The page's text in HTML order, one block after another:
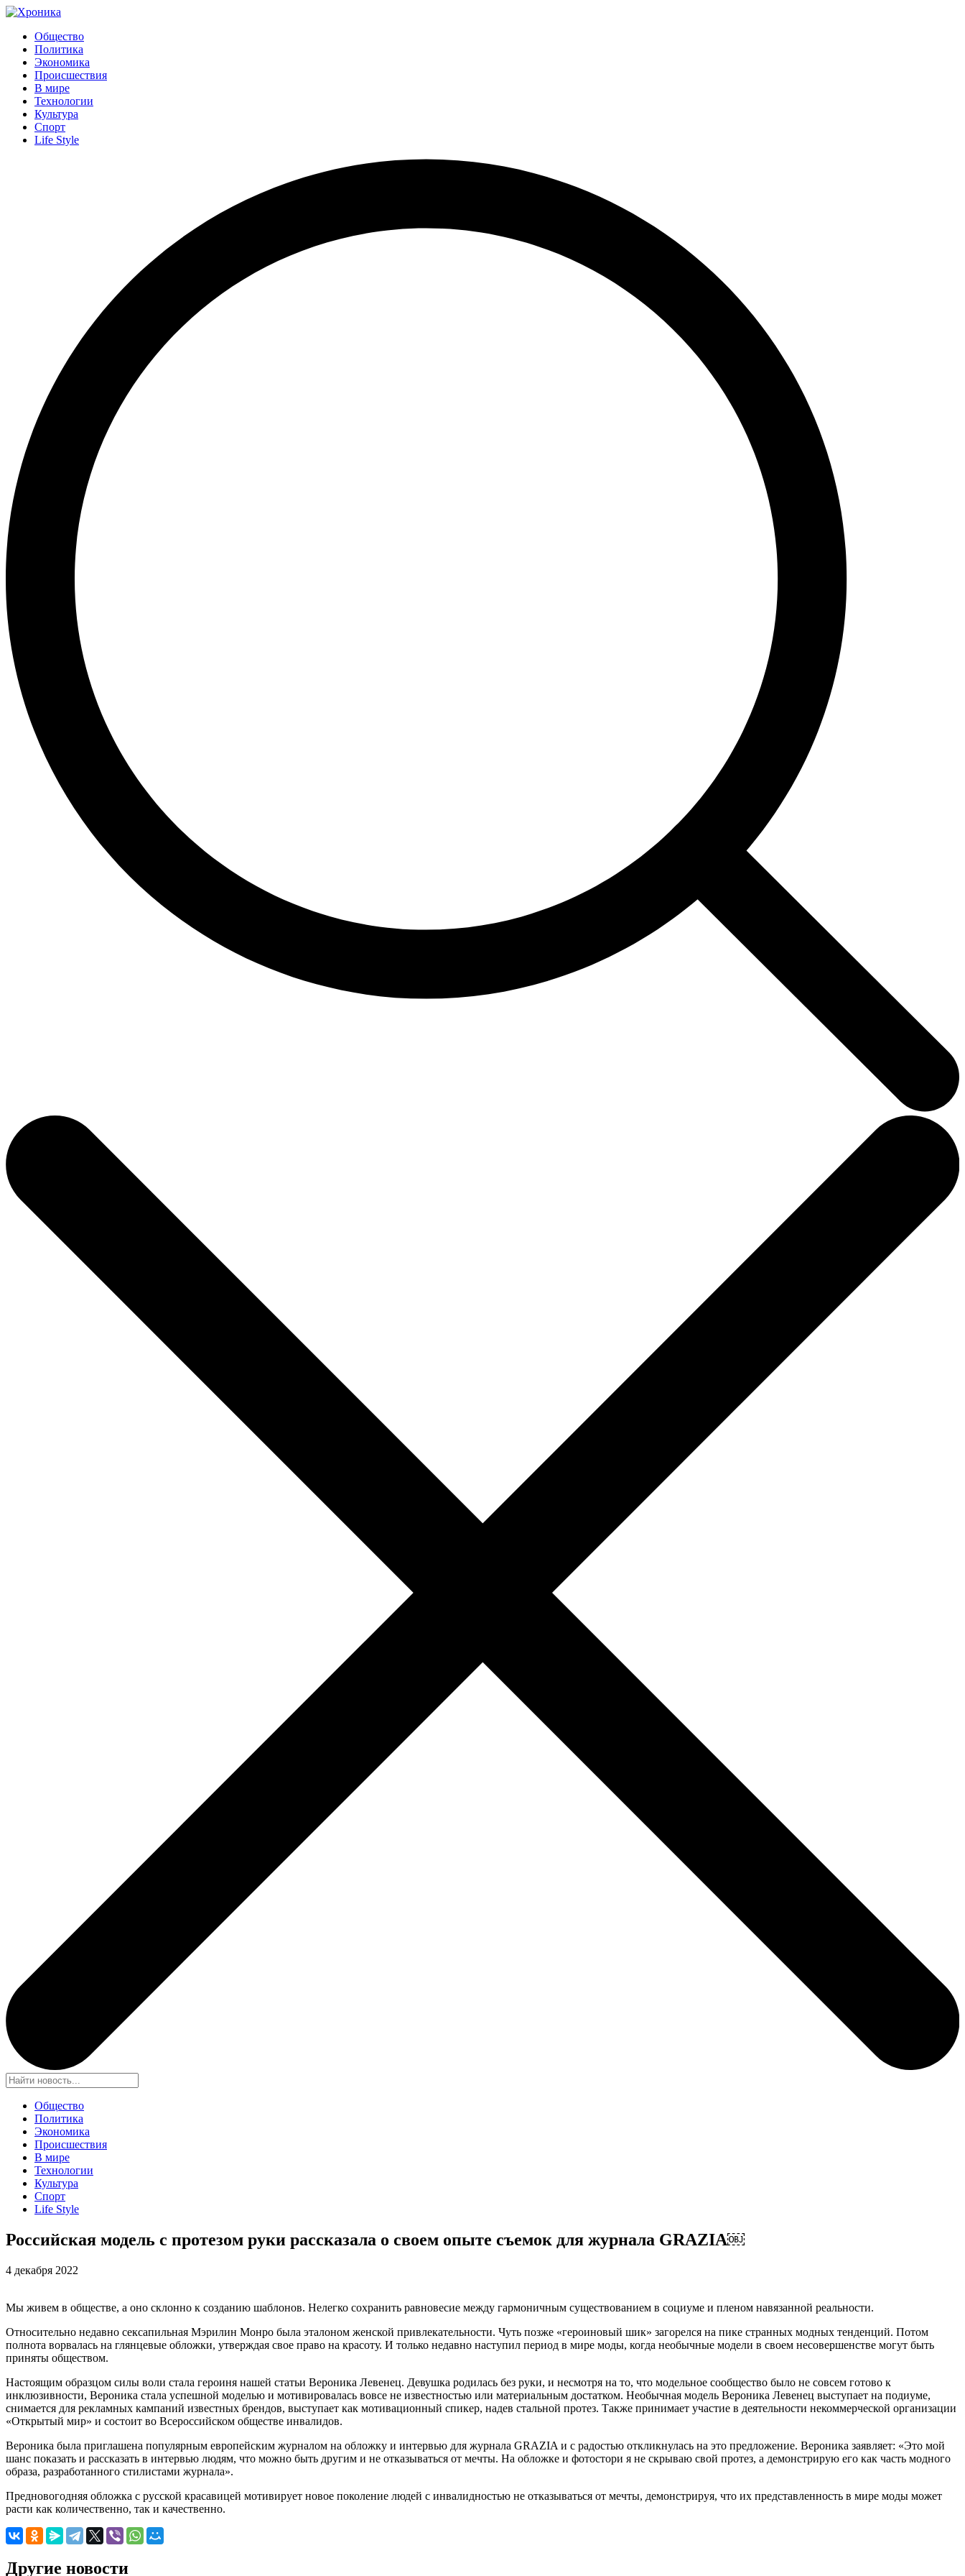
Общество
Политика
Экономика
Происшествия
В мире
Технологии
Культура
Спорт
Life Style
Общество
Политика
Экономика
Происшествия
В мире
Технологии
Культура
Спорт
Life Style
Российская модель с протезом руки рассказала о своем опыте съемок для журнала GRAZIA￼
4 декабря 2022
Мы живем в обществе, а оно склонно к созданию шаблонов. Нелегко сохранить равновесие между гармоничным существованием в социуме и пленом навязанной реальности.
Относительно недавно сексапильная Мэрилин Монро была эталоном женской привлекательности. Чуть позже «героиновый шик» загорелся на пике странных модных тенденций. Потом
полнота ворвалась на глянцевые обложки, утверждая свое право на красоту. И только недавно наступил период в мире моды, когда необычные модели в своем несовершенстве могут быть
приняты обществом.
Настоящим образцом силы воли стала героиня нашей статьи Вероника Левенец. Девушка родилась без руки, и несмотря на то, что модельное сообщество было не совсем готово к
инклюзивности, Вероника стала успешной моделью и мотивировалась вовсе не известностью или материальным достатком. Необычная модель Вероника Левенец выступает на подиуме,
снимается для рекламных кампаний известных брендов, выступает как мотивационный спикер, надев стальной протез. Также принимает участие в деятельности некоммерческой организации
«Открытый мир» и состоит во Всероссийском обществе инвалидов.
Вероника была приглашена популярным европейским журналом на обложку и интервью для журнала GRAZIA и с радостью откликнулась на это предложение. Вероника заявляет: «Это мой
шанс показать и рассказать в интервью людям, что можно быть другим и не отказываться от мечты. На обложке и фотостори я не скрываю свой протез, а демонстрирую его как часть модного
образа, разработанного стилистами журнала».
Предновогодняя обложка с русской красавицей мотивирует новое поколение людей с инвалидностью не отказываться от мечты, демонстрируя, что их представленность в мире моды может
расти как количественно, так и качественно.
Другие новости